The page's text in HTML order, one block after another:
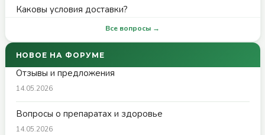
Каковы условия доставки?
Все вопросы →
НОВОЕ НА ФОРУМЕ
Отзывы и предложения
14.05.2026
Вопросы о препаратах и здоровье
14.05.2026